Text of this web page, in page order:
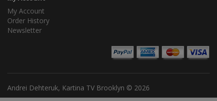
My Account
Order History
Newsletter
Andrei Dehteruk, Kartina TV Brooklyn © 2026